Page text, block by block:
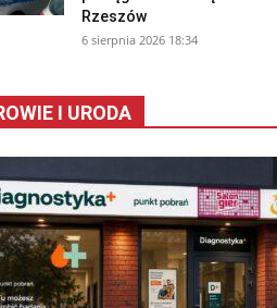
Rzeszów
6 sierpnia 2026 18:34
I URODA